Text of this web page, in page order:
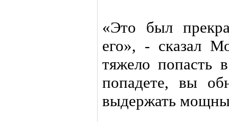
«Это был
его», - сказал
тяжело попасть
попадете, вы
выдержать